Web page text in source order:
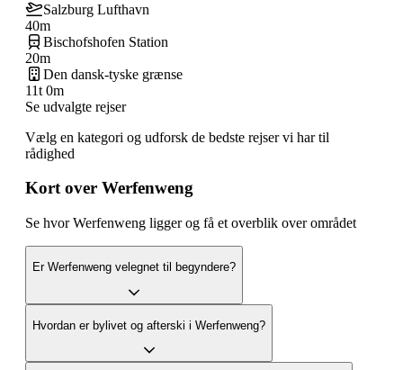
Salzburg Lufthavn
40m
Bischofshofen Station
20m
Den dansk-tyske grænse
11t 0m
Se udvalgte rejser
Vælg en kategori og udforsk de bedste rejser vi har til
rådighed
Kort over Werfenweng
Se hvor Werfenweng ligger og få et overblik over området
Er Werfenweng velegnet til begyndere?
Hvordan er bylivet og afterski i Werfenweng?